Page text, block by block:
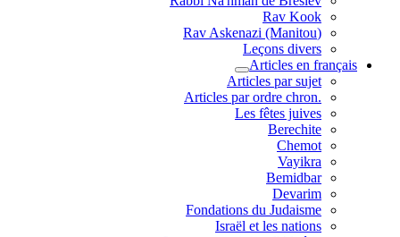
Rav Kook
(Rav Askenazi (Manitou
Leçons divers
Articles en français
Articles par sujet
.Articles par ordre chron
Les fêtes juives
Berechite
Chemot
Vayikra
Bemidbar
Devarim
Fondations du Judaisme
Israël et les nations